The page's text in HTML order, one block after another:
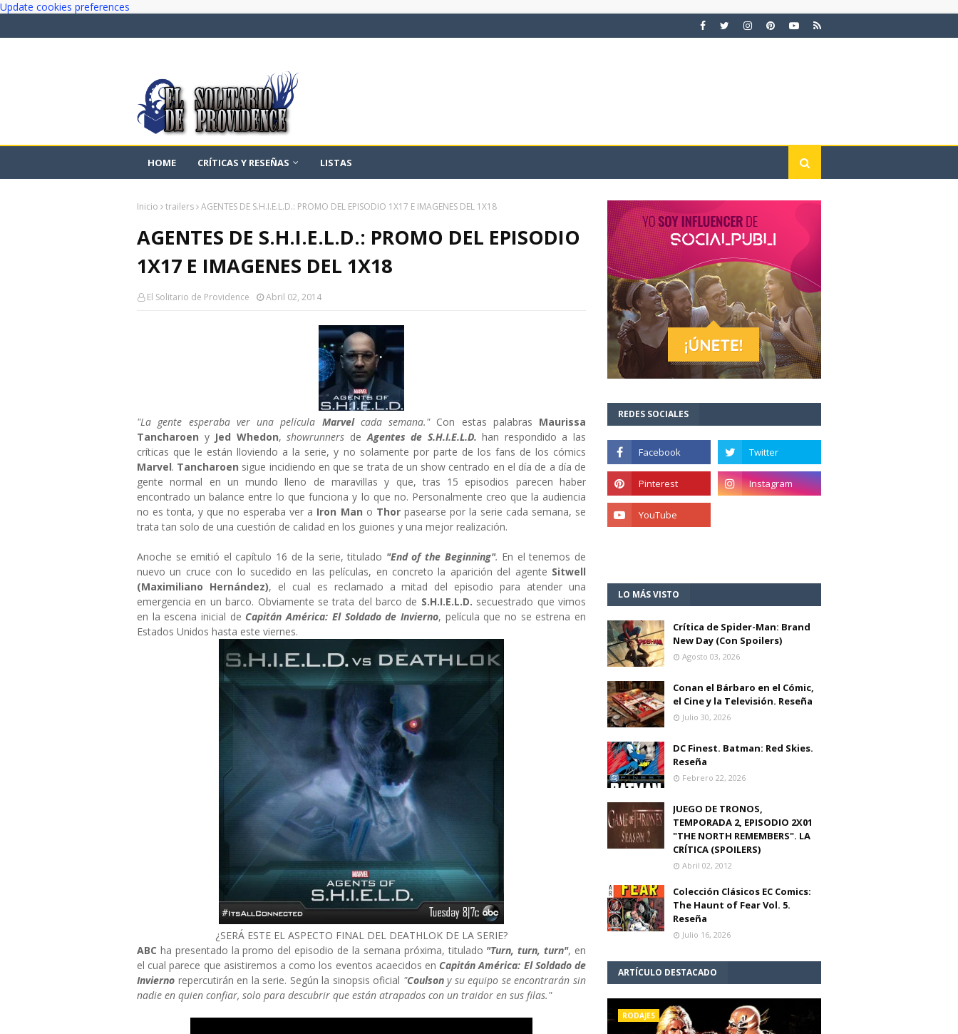
Update cookies preferences
HOME CRÍTICAS Y RESEÑAS LISTAS
Inicio trailers AGENTES DE S.H.I.E.L.D.: PROMO DEL EPISODIO 1X17 E IMAGENES DEL 1X18
AGENTES DE S.H.I.E.L.D.: PROMO DEL EPISODIO
1X17 E IMAGENES DEL 1X18
El Solitario de Providence Abril 02, 2014
"La gente esperaba ver una película Marvel cada semana."Con estas palabras Maurissa
Tancharoen y Jed Whedon,showrunners deAgentes de S.H.I.E.L.D.han respondido a las
críticas que le están lloviendo a la serie, y no solamente por parte de los fans de los cómics
Marvel. Tancharoen sigue incidiendo en que se trata de un show centrado en el día de a día de
gente normal en un mundo lleno de maravillas y que, tras 15 episodios parecen haber
encontrado un balance entre lo que funciona y lo que no. Personalmente creo que la audiencia
no es tonta, y que no esperaba ver a Iron Man o Thor pasearse por la serie cada semana, se
trata tan solo de una cuestión de calidad en los guiones y una mejor realización.
Anoche se emitió el capítulo 16 de la serie, titulado "End of the Beginning". En el tenemos de
nuevo un cruce con lo sucedido en las películas, en concreto la aparición del agente Sitwell
(Maximiliano Hernández), el cual es reclamado a mitad del episodio para atender una
emergencia en un barco. Obviamente se trata del barco de S.H.I.E.L.D. secuestrado que vimos
en la escena inicial de Capitán América: El Soldado de Invierno, película que no se estrena en
Estados Unidos hasta este viernes.
¿SERÁ ESTE EL ASPECTO FINAL DEL DEATHLOK DE LA SERIE?
ABC ha presentado la promo del episodio de la semana próxima, titulado "Turn, turn, turn", en
el cual parece que asistiremos a como los eventos acaecidos en Capitán América: El Soldado de
Invierno repercutirán en la serie. Según la sinopsis oficial "Coulsony su equipo se encontrarán sin
nadie en quien confiar, solo para descubrir que están atrapados con un traidor en sus filas."
REDES SOCIALES
LO MÁS VISTO
Crítica de Spider-Man: Brand
New Day (Con Spoilers)
Agosto 03, 2026
Conan el Bárbaro en el Cómic,
el Cine y la Televisión. Reseña
Julio 30, 2026
DC Finest. Batman: Red Skies.
Reseña
Febrero 22, 2026
JUEGO DE TRONOS,
TEMPORADA 2, EPISODIO 2X01
"THE NORTH REMEMBERS". LA
CRÍTICA (SPOILERS)
Abril 02, 2012
Colección Clásicos EC Comics:
The Haunt of Fear Vol. 5.
Reseña
Julio 16, 2026
ARTÍCULO DESTACADO
RODAJES